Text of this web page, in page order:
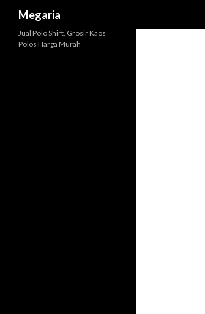
Megaria
Jual Polo Shirt, Grosir Kaos
Polos Harga Murah